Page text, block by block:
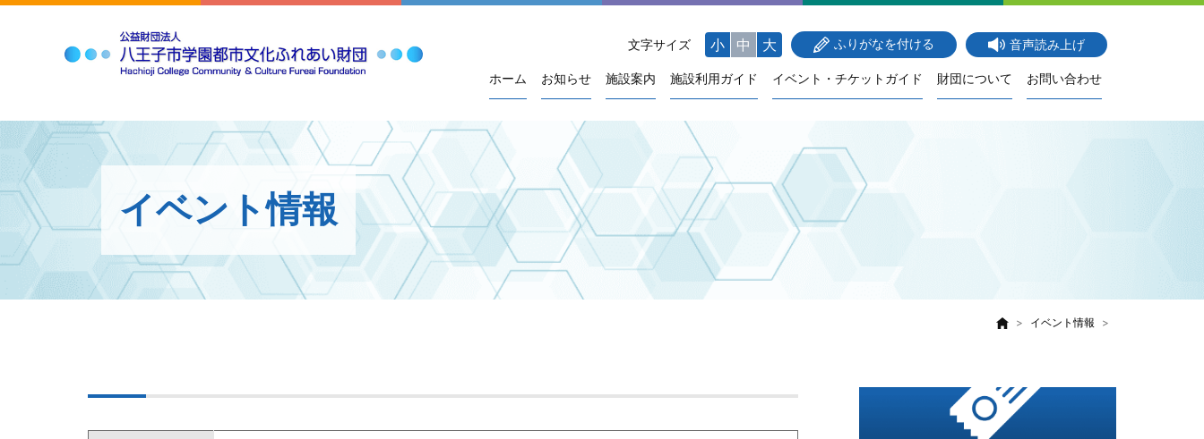
文字サイズ 小 中 大 ふりがなを付ける 音声読み上げ
ホーム お知らせ 施設案内 施設利用ガイド イベント・チケットガイド 財団について お問い合わせ
イベント情報
イベント情報